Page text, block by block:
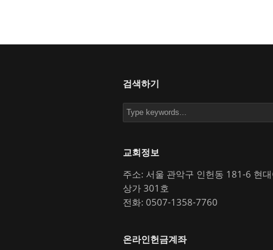
검색하기
교회정보
주소: 서울 관악구 인헌동 181-6 현
상가 301호
전화: 0507-1358-7760
온라인헌금계좌